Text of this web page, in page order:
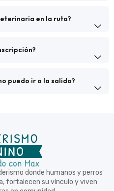
en la ruta?
puedo ir a la salida?
donde humanos y perros
fortalecen su vínculo y viven